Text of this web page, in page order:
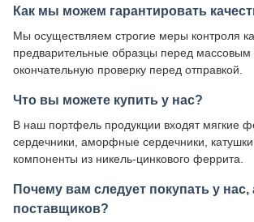
Как мы можем гарантировать
Мы осуществляем строгие меры контроля
предварительные образцы перед массовым
окончательную проверку перед отправкой.
Что вы можете купить у нас?
В наш портфель продукции входят мягкие
сердечники, аморфные сердечники, катушки
компоненты из никель-цинкового феррита.
Почему вам следует покупать у нас,
поставщиков?